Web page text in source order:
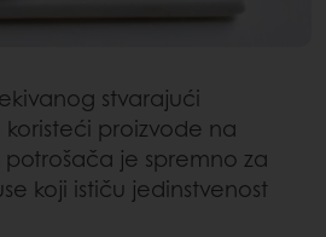
stvarajući
proizvode na
je spremno za
koji ističu jedinstvenost